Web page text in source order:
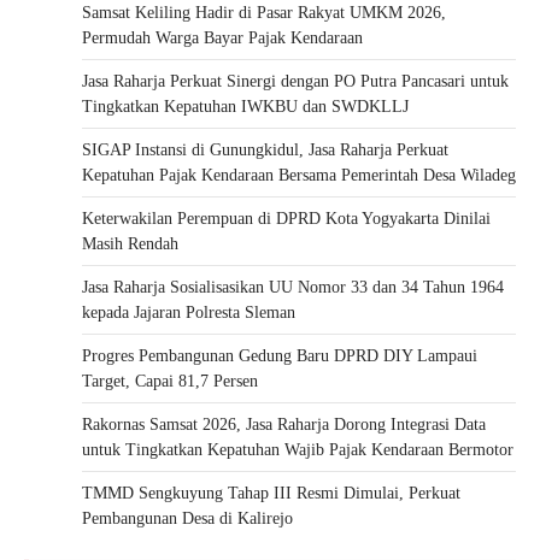
Samsat Keliling Hadir di Pasar Rakyat UMKM 2026,
Permudah Warga Bayar Pajak Kendaraan
Jasa Raharja Perkuat Sinergi dengan PO Putra Pancasari untuk
Tingkatkan Kepatuhan IWKBU dan SWDKLLJ
SIGAP Instansi di Gunungkidul, Jasa Raharja Perkuat
Kepatuhan Pajak Kendaraan Bersama Pemerintah Desa Wiladeg
Keterwakilan Perempuan di DPRD Kota Yogyakarta Dinilai
Masih Rendah
Jasa Raharja Sosialisasikan UU Nomor 33 dan 34 Tahun 1964
kepada Jajaran Polresta Sleman
Progres Pembangunan Gedung Baru DPRD DIY Lampaui
Target, Capai 81,7 Persen
Rakornas Samsat 2026, Jasa Raharja Dorong Integrasi Data
untuk Tingkatkan Kepatuhan Wajib Pajak Kendaraan Bermotor
TMMD Sengkuyung Tahap III Resmi Dimulai, Perkuat
Pembangunan Desa di Kalirejo